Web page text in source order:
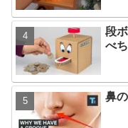
段
べ
鼻